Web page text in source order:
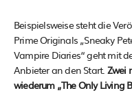
Beispielsweise steht die
Prime Originals „Sneaky
Vampire Diaries“ geht mit
Anbieter an den Start. Zwei
wiederum „The Only Living